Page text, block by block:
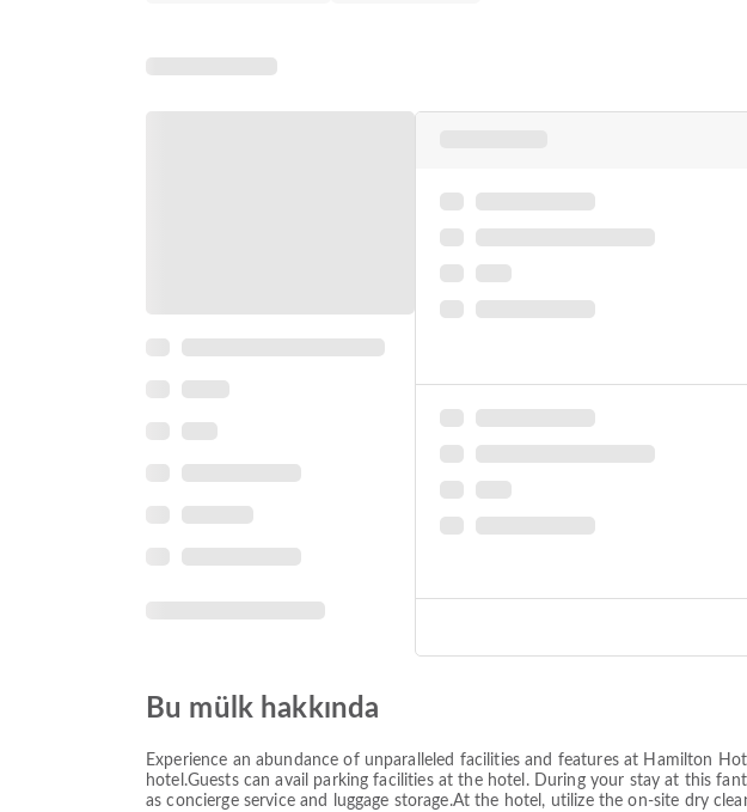
Bu mülk hakkında
Experience an abundance of unparalleled facilities and features at Hamilton
hotel.Guests can avail parking facilities at the hotel. During your stay at this
as concierge service and luggage storage.At the hotel, utilize the on-site dry